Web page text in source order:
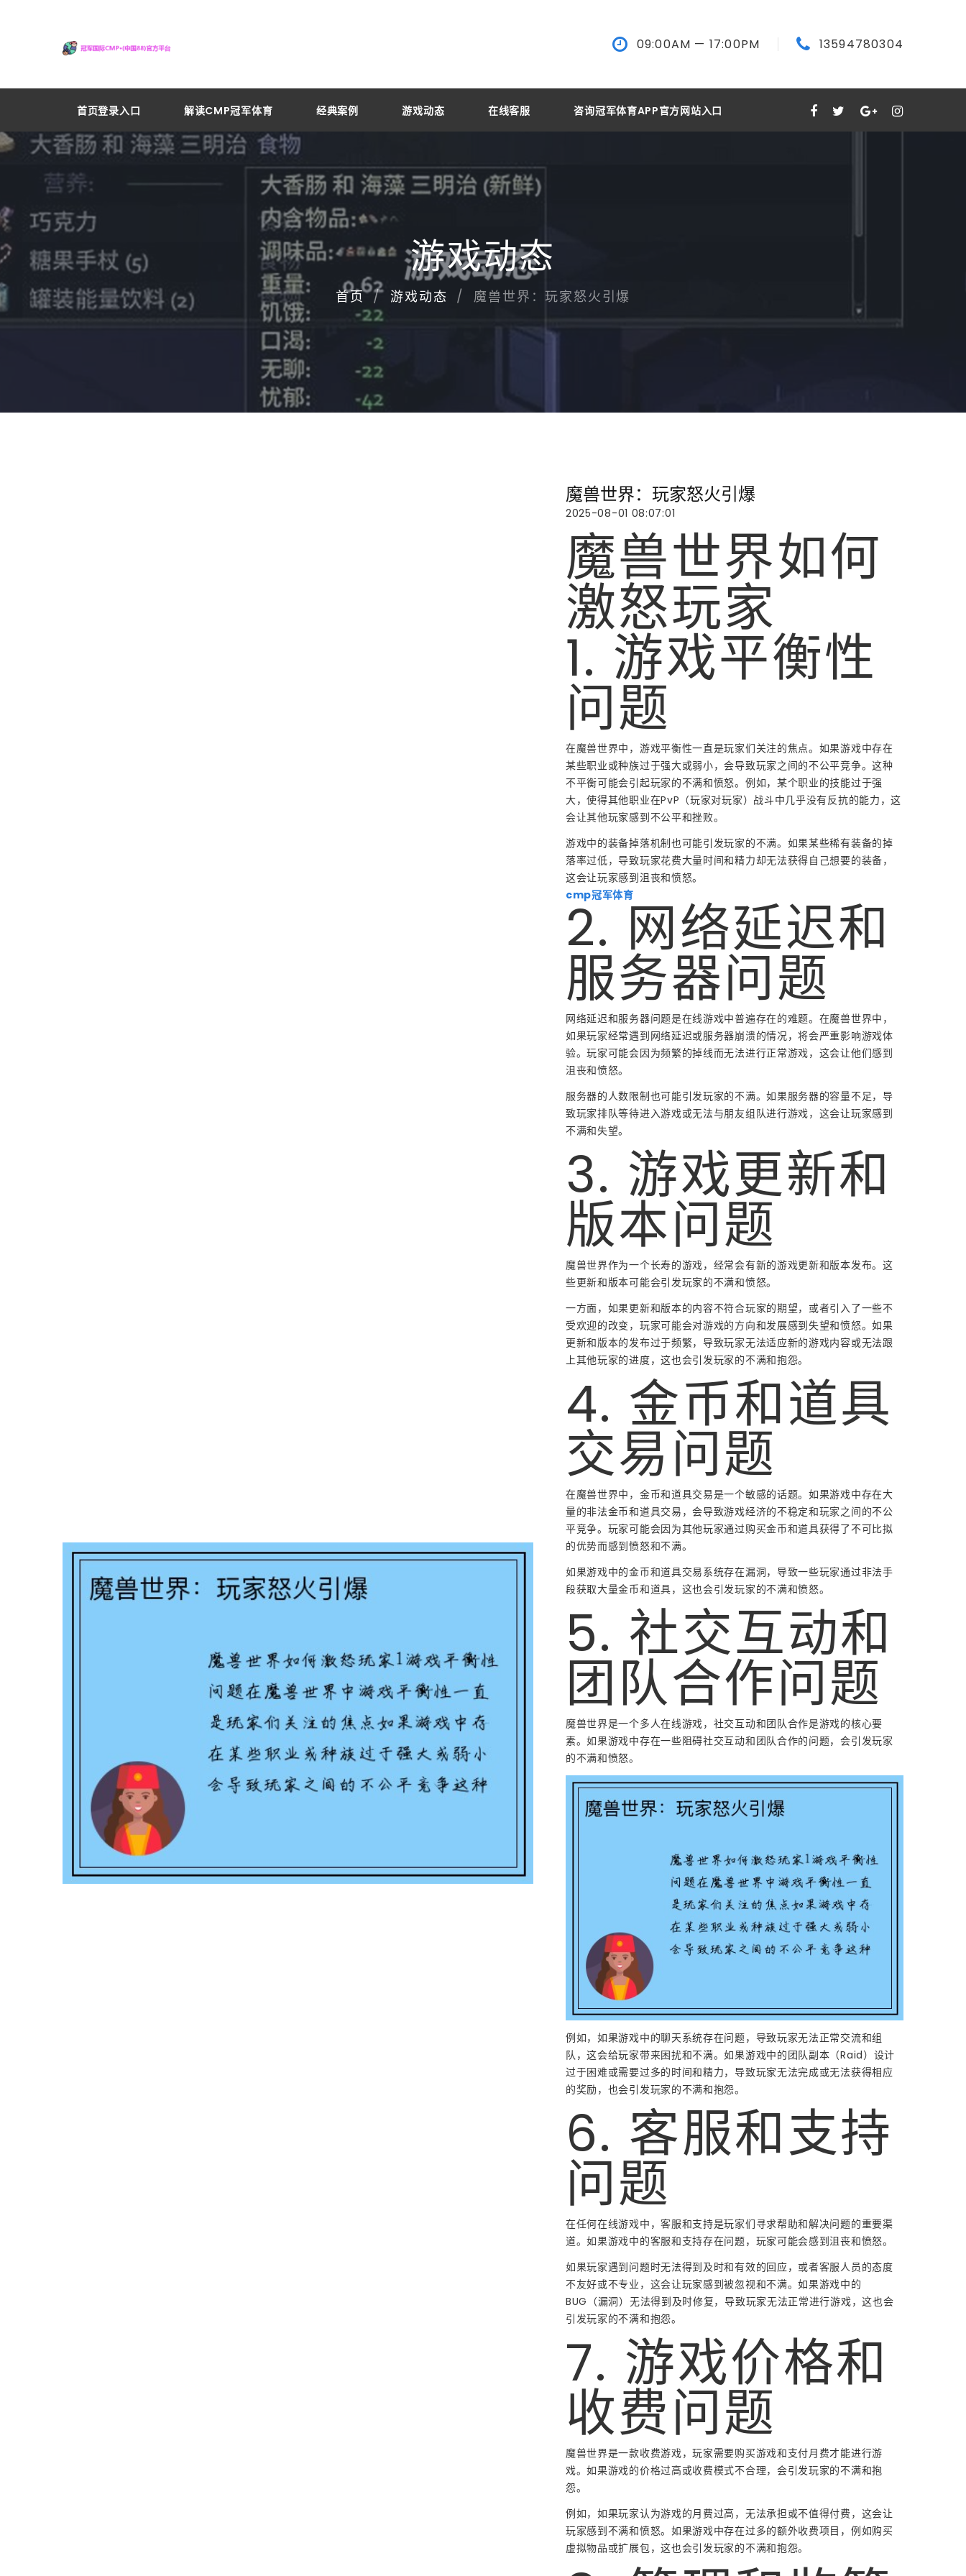
09:00AM — 17:00PM 13594780304
首页登录入口 解读CMP冠军体育 经典案例 游戏动态 在线客服 咨询冠军体育APP官方网站入口
游戏动态
首页 游戏动态 魔兽世界：玩家怒火引爆
魔兽世界：玩家怒火引爆
2025-08-01 08:07:01
魔兽世界如何
激怒玩家
1. 游戏平衡性
问题
在魔兽世界中，游戏平衡性一直是玩家们关注的焦点。如果游戏中存在
某些职业或种族过于强大或弱小，会导致玩家之间的不公平竞争。这种
不平衡可能会引起玩家的不满和愤怒。例如，某个职业的技能过于强
大，使得其他职业在PvP（玩家对玩家）战斗中几乎没有反抗的能力，这
会让其他玩家感到不公平和挫败。
游戏中的装备掉落机制也可能引发玩家的不满。如果某些稀有装备的掉
落率过低，导致玩家花费大量时间和精力却无法获得自己想要的装备，
这会让玩家感到沮丧和愤怒。
cmp冠军体育
2. 网络延迟和
服务器问题
网络延迟和服务器问题是在线游戏中普遍存在的难题。在魔兽世界中，
如果玩家经常遇到网络延迟或服务器崩溃的情况，将会严重影响游戏体
验。玩家可能会因为频繁的掉线而无法进行正常游戏，这会让他们感到
沮丧和愤怒。
服务器的人数限制也可能引发玩家的不满。如果服务器的容量不足，导
致玩家排队等待进入游戏或无法与朋友组队进行游戏，这会让玩家感到
不满和失望。
3. 游戏更新和
版本问题
魔兽世界作为一个长寿的游戏，经常会有新的游戏更新和版本发布。这
些更新和版本可能会引发玩家的不满和愤怒。
一方面，如果更新和版本的内容不符合玩家的期望，或者引入了一些不
受欢迎的改变，玩家可能会对游戏的方向和发展感到失望和愤怒。如果
更新和版本的发布过于频繁，导致玩家无法适应新的游戏内容或无法跟
上其他玩家的进度，这也会引发玩家的不满和抱怨。
4. 金币和道具
交易问题
在魔兽世界中，金币和道具交易是一个敏感的话题。如果游戏中存在大
量的非法金币和道具交易，会导致游戏经济的不稳定和玩家之间的不公
平竞争。玩家可能会因为其他玩家通过购买金币和道具获得了不可比拟
的优势而感到愤怒和不满。
如果游戏中的金币和道具交易系统存在漏洞，导致一些玩家通过非法手
段获取大量金币和道具，这也会引发玩家的不满和愤怒。
5. 社交互动和
团队合作问题
魔兽世界是一个多人在线游戏，社交互动和团队合作是游戏的核心要
素。如果游戏中存在一些阻碍社交互动和团队合作的问题，会引发玩家
的不满和愤怒。
例如，如果游戏中的聊天系统存在问题，导致玩家无法正常交流和组
队，这会给玩家带来困扰和不满。如果游戏中的团队副本（Raid）设计
过于困难或需要过多的时间和精力，导致玩家无法完成或无法获得相应
的奖励，也会引发玩家的不满和抱怨。
6. 客服和支持
问题
在任何在线游戏中，客服和支持是玩家们寻求帮助和解决问题的重要渠
道。如果游戏中的客服和支持存在问题，玩家可能会感到沮丧和愤怒。
如果玩家遇到问题时无法得到及时和有效的回应，或者客服人员的态度
不友好或不专业，这会让玩家感到被忽视和不满。如果游戏中的
BUG（漏洞）无法得到及时修复，导致玩家无法正常进行游戏，这也会
引发玩家的不满和抱怨。
7. 游戏价格和
收费问题
魔兽世界是一款收费游戏，玩家需要购买游戏和支付月费才能进行游
戏。如果游戏的价格过高或收费模式不合理，会引发玩家的不满和抱
怨。
例如，如果玩家认为游戏的月费过高，无法承担或不值得付费，这会让
玩家感到不满和愤怒。如果游戏中存在过多的额外收费项目，例如购买
虚拟物品或扩展包，这也会引发玩家的不满和抱怨。